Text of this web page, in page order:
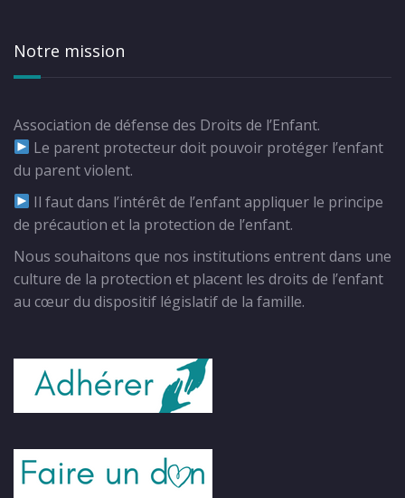
Notre mission
Association de défense des Droits de l’Enfant.
Le parent protecteur doit pouvoir protéger l’enfant
du parent violent.
Il faut dans l’intérêt de l’enfant appliquer le principe
de précaution et la protection de l’enfant.
Nous souhaitons que nos institutions entrent dans une
culture de la protection et placent les droits de l’enfant
au cœur du dispositif législatif de la famille.